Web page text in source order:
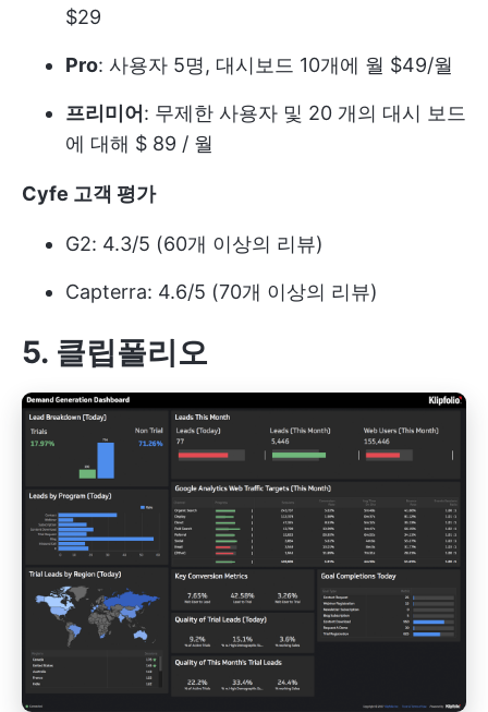
$29
Pro: 사용자 5명, 대시보드 10개에 월 $49/월
프리미어 : 무제한 사용자 및 20 개의 대시 보드
에 대해 $ 89 / 월
Cyfe 고객 평가
G2: 4.3/5 (60개 이상의 리뷰)
Capterra: 4.6/5 (70개 이상의 리뷰)
5. 클립폴리오